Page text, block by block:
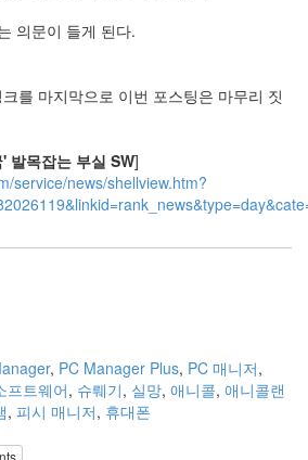
의문이 들게 된다.
를 마지막으로 이번 포스팅은 마무리 짓
발목잡는 부실 SW]
service/news/shellview.htm?
, PC Manager Plus, PC 매니저,
프트웨어, 슈뤠기, 실망, 애니콜, 애니콜랜
, 피시 매니저, 휴대폰